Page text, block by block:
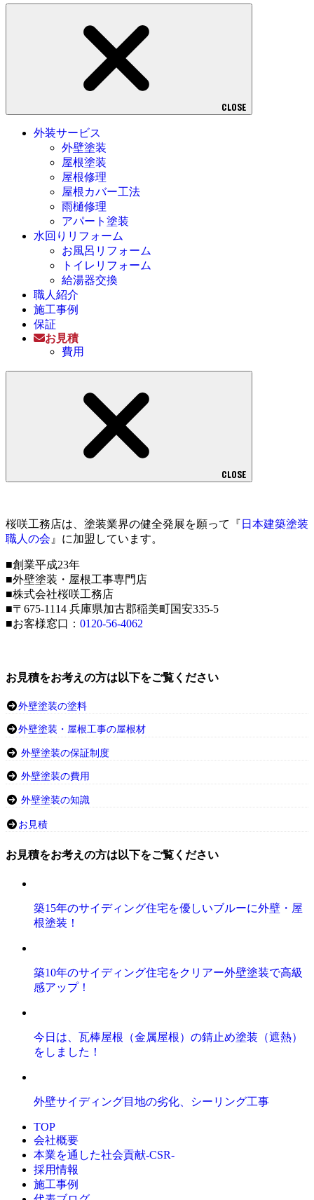
CLOSE
外装サービス
外壁塗装
屋根塗装
屋根修理
屋根カバー工法
雨樋修理
アパート塗装
水回りリフォーム
お風呂リフォーム
トイレリフォーム
給湯器交換
職人紹介
施工事例
保証
お見積
費用
CLOSE
桜咲工務店は、塗装業界の健全発展を願って『 日本建築塗装
職人の会 』に加盟しています。
■創業平成23年
■外壁塗装・屋根工事専門店
■株式会社桜咲工務店
■〒675-1114 兵庫県加古郡稲美町国安335-5
■お客様窓口： 0120-56-4062
お見積をお考えの方は以下をご覧ください
外壁塗装の塗料
外壁塗装・屋根工事の屋根材
外壁塗装の保証制度
外壁塗装の費用
外壁塗装の知識
お見積
お見積をお考えの方は以下をご覧ください
築15年のサイディング住宅を優しいブルーに外壁・屋
根塗装！
築10年のサイディング住宅をクリアー外壁塗装で高級
感アップ！
今日は、瓦棒屋根（金属屋根）の錆止め塗装（遮熱）
をしました！
外壁サイディング目地の劣化、シーリング工事
TOP
会社概要
本業を通した社会貢献-CSR-
採用情報
施工事例